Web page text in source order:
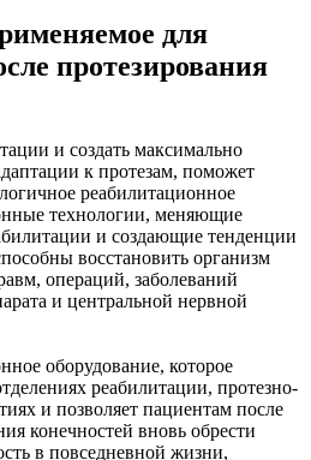
для
протезирования
и создать максимально
к протезам, поможет
реабилитационное
технологии, меняющие
и создающие тенденции
восстановить организм
операций, заболеваний
и центральной нервной
оборудование, которое
реабилитации, протезно-
и позволяет пациентам после
конечностей вновь обрести
в повседневной жизни,